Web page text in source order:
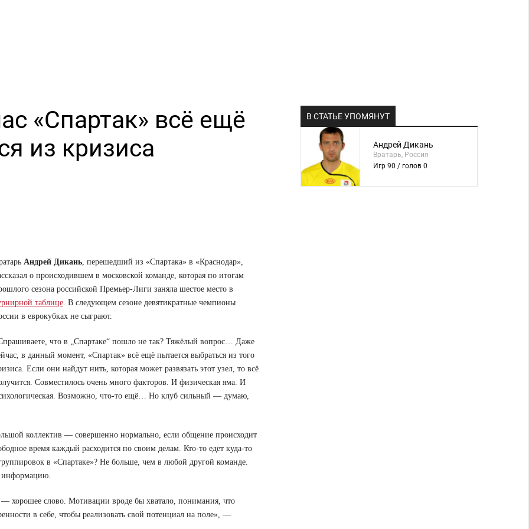
«Спартак» всё ещё
из кризиса
Андрей Дикань, перешедший из «Спартака» в «Краснодар»,
о происходившем в московской команде, которая по итогам
сезона российской Премьер-Лиги заняла шестое место в
таблице. В следующем сезоне девятикратные чемпионы
в еврокубках не сыграют.
что в „Спартаке“ пошло не так? Тяжёлый вопрос… Даже
в данный момент, «Спартак» всё ещё пытается выбраться из того
Если они найдут нить, которая может развязать этот узел, то всё
Совместилось очень много факторов. И физическая яма. И
Возможно, что-то ещё… Но клуб сильный — думаю,
коллектив — совершенно нормально, если общение происходит
время каждый расходится по своим делам. Кто-то едет куда-то
в «Спартаке»? Не больше, чем в любой другой команде.
информацию.
— хорошее слово. Мотивации вроде бы хватало, понимания, что
в себе, чтобы реализовать свой потенциал на поле», —
В СТАТЬЕ УПОМЯНУТ
Андрей Дикань
Вратарь, Россия
Игр 90 / голов 0